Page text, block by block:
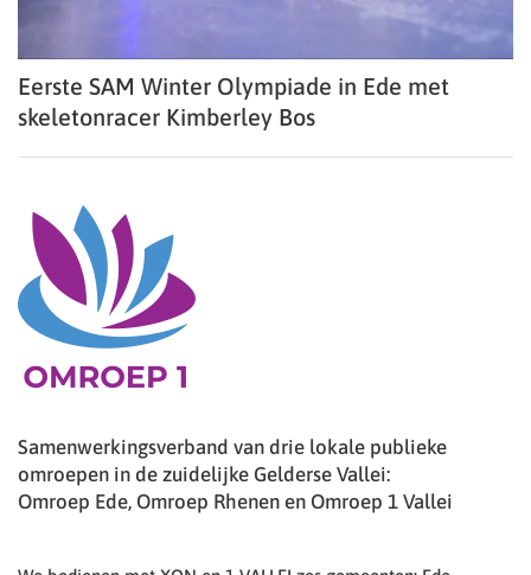
Eerste SAM Winter Olympiade in Ede met
skeletonracer Kimberley Bos
Samenwerkingsverband van drie lokale publieke
omroepen in de zuidelijke Gelderse Vallei:
Omroep Ede, Omroep Rhenen en Omroep 1 Vallei